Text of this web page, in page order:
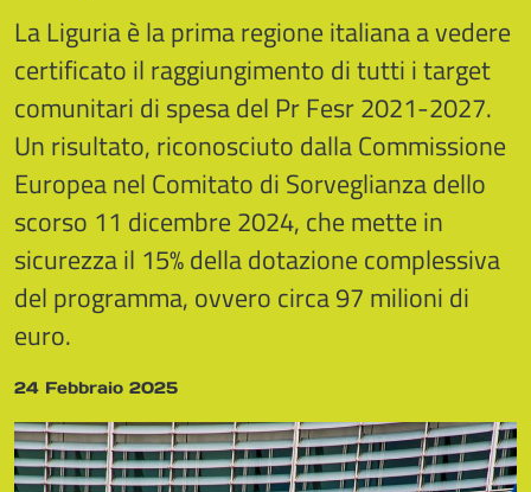
La Liguria è la prima regione italiana a vedere
certificato il raggiungimento di tutti i target
comunitari di spesa del Pr Fesr 2021-2027.
Un risultato, riconosciuto dalla Commissione
Europea nel Comitato di Sorveglianza dello
scorso 11 dicembre 2024, che mette in
sicurezza il 15% della dotazione complessiva
del programma, ovvero circa 97 milioni di
euro.
24 Febbraio 2025